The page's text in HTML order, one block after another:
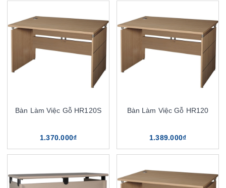
Bàn Làm Việc Gỗ HR120S
1.370.000₫
Bàn Làm Việc Gỗ HR120
1.389.000₫